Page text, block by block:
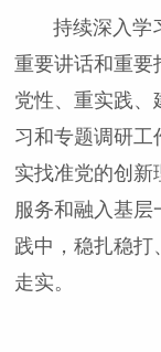
持续深入学习
重要讲话和重要
党性、重实践、
习和专题调研工
实找准党的创新
服务和融入基
践中，稳扎稳打
走实。